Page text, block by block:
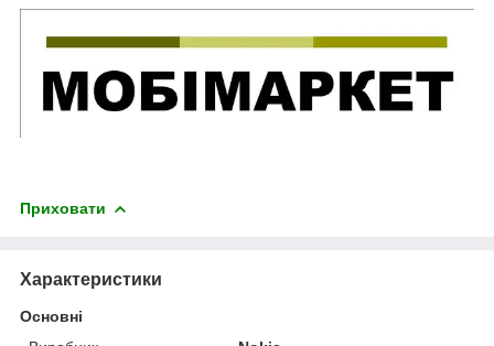
Приховати
Характеристики
Основні